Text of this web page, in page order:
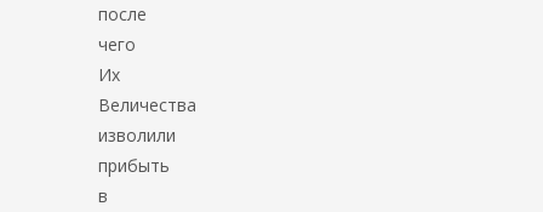
после
чего
Их
Величества
изволили
прибыть
в